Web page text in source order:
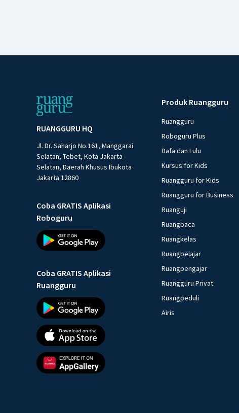
RUANGGURU HQ
Jl. Dr. Saharjo No.161, Manggarai
Selatan, Tebet, Kota Jakarta
Selatan, Daerah Khusus Ibukota
Jakarta 12860
Coba GRATIS Aplikasi
Roboguru
Coba GRATIS Aplikasi
Ruangguru
Produk Ruangguru
Ruangguru
Roboguru Plus
Dafa dan Lulu
Kursus for Kids
Ruangguru for Kids
Ruangguru for Business
Ruanguji
Ruangbaca
Ruangkelas
Ruangbelajar
Ruangpengajar
Ruangguru Privat
Ruangpeduli
Airis